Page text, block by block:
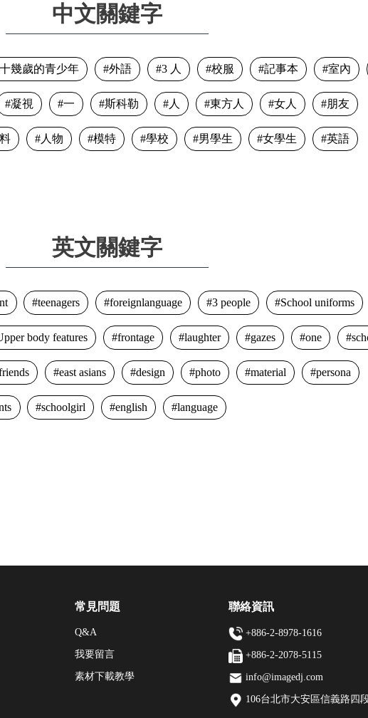
中文關鍵字
十幾歲的青少年 外語 3 人 校服 記事本 室內
凝視 一 斯科勒 人 東方人 女人 朋友
人物 模特 學校 男學生 女學生 英語
英文關鍵字
teenagers foreignlanguage 3 people School uniforms
body features frontage laughter gazes one
east asians design photo material persona
schoolgirl english language
常見問題
Q&A
我要留言
素材下載教學
聯絡資訊
+886-2-8978-1616
+886-2-2078-5115
info@imagedj.com
106台北市大安區信義路四